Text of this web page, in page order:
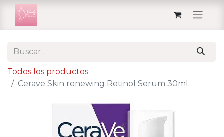
Todos los productos
Cerave Skin renewing Retinol Serum 30ml